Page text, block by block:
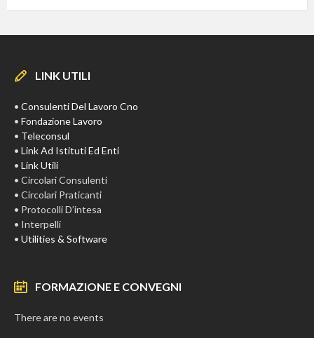
LINK UTILI
• Consulenti Del Lavoro Cno
• Fondazione Lavoro
• Teleconsul
• Link Ad Istituti Ed Enti
• Link Utili
• Circolari Consulenti
• Circolari Praticanti
• Protocolli D’intesa
• Interpelli
• Utilities & Software
FORMAZIONE E CONVEGNI
There are no events